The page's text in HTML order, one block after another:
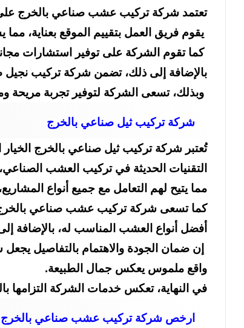
تعتمد شركة تركيب عشب صناعي بالخرج على
يقوم فريق العمل بتقييم الموقع بعناية،
كما تقوم الشركة على توفير استشارات
بالإضافة إلى ذلك، تضمن شركة تركيب
وبذلك، تسعى الشركة لتوفير تجربة مريحة
شركة تركيب ثيل صناعي بالخرج
تُعتبر شركة تركيب ثيل صناعي بالخرج
التقنيات الحديثة في تركيب العشب
مما يتيح لهم التعامل مع جميع أنواع
كما تسعى شركة تركيب عشب صناعي بالخرج
أفضل أنواع العشب المناسب له، بالإضافة
إن ضمان الجودة والاهتمام بالتفاصيل
واقع ملموس يعكس جمال الطبيعة.
في النهاية، تعكس خدمات الشركة التزامها
ارخص شركة تركيب عشب صناعي بالخرج